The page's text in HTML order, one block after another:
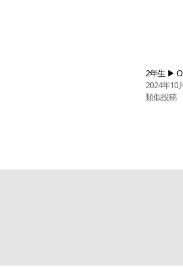
2年生 ▶
2024年10
類似投稿